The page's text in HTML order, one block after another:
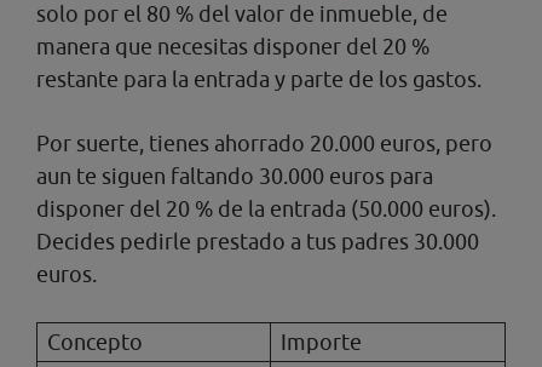
solo por el 80 % del valor de inmueble, de
manera que necesitas disponer del 20 %
restante para la entrada y parte de los gastos.
Por suerte, tienes ahorrado 20.000 euros, pero
aun te siguen faltando 30.000 euros para
disponer del 20 % de la entrada (50.000 euros).
Decides pedirle prestado a tus padres 30.000
euros.
Concepto
Importe